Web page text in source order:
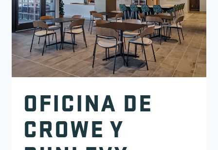
OFICINA DE
CROWE Y